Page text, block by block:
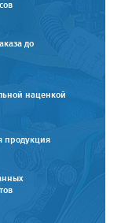
до
наценкой
продукция